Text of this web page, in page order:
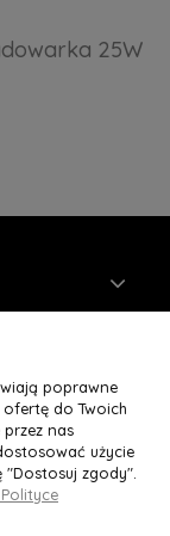
25W
poprawne
do Twoich
nas
użycie
zgody".